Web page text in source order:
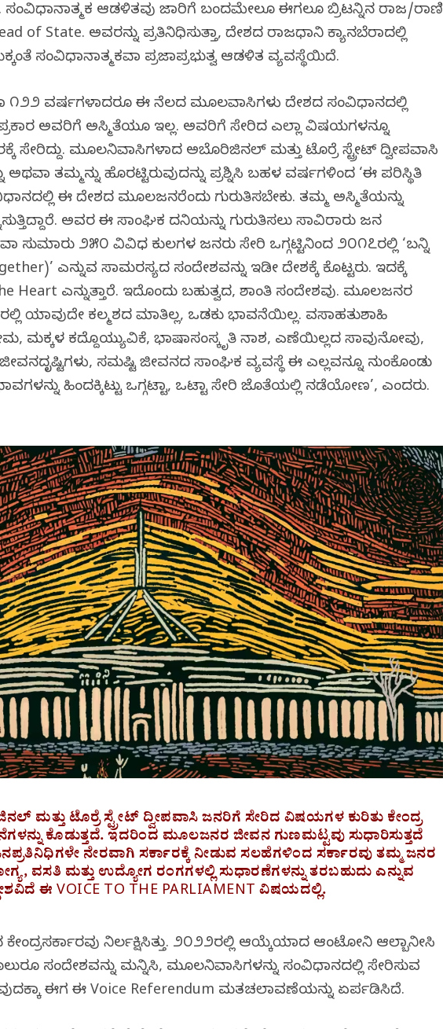
ಸಂವಿಧಾನಾತ್ಮಕ ಆಡಳಿತವು ಜಾರಿಗೆ ಬಂದಮೇಲೂ ಈಗಲೂ ಬ್ರಿಟನ್ನಿನ ರಾಜ/ರಾಣಿ
of State. ಅವರನ್ನು ಪ್ರತಿನಿಧಿಸುತ್ತಾ, ದೇಶದ ರಾಜಧಾನಿ ಕ್ಯಾನಬೆರಾದಲ್ಲಿ
ಸಂವಿಧಾನಾತ್ಮಕವಾಗಿ ಪ್ರಜಾಪ್ರಭುತ್ವ ಆಡಳಿತ ವ್ಯವಸ್ಥೆಯಿದೆ.
೧೨೨ ವರ್ಷಗಳಾದರೂ ಈ ನೆಲದ ಮೂಲವಾಸಿಗಳು ದೇಶದ ಸಂವಿಧಾನದಲ್ಲಿ
ಅವರಿಗೆ ಅಸ್ಮಿತೆಯೂ ಇಲ್ಲ. ಅವರಿಗೆ ಸೇರಿದ ಎಲ್ಲಾ ವಿಷಯಗಳನ್ನೂ
ಸೇರಿದ್ದು. ಮೂಲನಿವಾಸಿಗಳಾದ ಅಬೊರಿಜಿನಲ್ ಮತ್ತು ಟೊರ್ರೆ ಸ್ಟ್ರೇಟ್ ದ್ವೀಪವಾಸಿ
ತಮ್ಮನ್ನು ಹೊರಗಿಟ್ಟಿರುವುದನ್ನು ಪ್ರಶ್ನಿಸಿ ಬಹಳ ವರ್ಷಗಳಿಂದ ‘ಈ ಪರಿಸ್ಥಿತಿ
ಈ ದೇಶದ ಮೂಲಜನರೆಂದು ಗುರುತಿಸಬೇಕು. ತಮ್ಮ ಅಸ್ಮಿತೆಯನ್ನು
ಅವರ ಈ ಸಾಂಘಿಕ ದನಿಯನ್ನು ಗುರುತಿಸಲು ಸಾವಿರಾರು ಜನ
ಸುಮಾರು ೨೫೦ ವಿವಿಧ ಕುಲಗಳ ಜನರು ಸೇರಿ ಒಗ್ಗಟ್ಟಿನಿಂದ ೨೦೧೭ರಲ್ಲಿ ‘ಬನ್ನಿ
ಎನ್ನುವ ಸಾಮರಸ್ಯದ ಸಂದೇಶವನ್ನು ಇಡೀ ದೇಶಕ್ಕೆ ಕೊಟ್ಟರು. ಇದಕ್ಕೆ
Heart ಎನ್ನುತ್ತಾರೆ. ಇದೊಂದು ಬಹುತ್ವದ, ಶಾಂತಿ ಸಂದೇಶವು. ಮೂಲಜನರ
ಯಾವುದೇ ಕಲ್ಮಶದ ಮಾತಿಲ್ಲ, ಒಡಕು ಭಾವನೆಯಿಲ್ಲ. ವಸಾಹತುಶಾಹಿ
ಕದ್ದೊಯ್ಯುವಿಕೆ, ಭಾಷಾಸಂಸ್ಕೃತಿ ನಾಶ, ಎಣೆಯಿಲ್ಲದ ಸಾವುನೋವು,
ಸಮಷ್ಟಿ ಜೀವನದ ಸಾಂಘಿಕ ವ್ಯವಸ್ಥೆ ಈ ಎಲ್ಲವನ್ನೂ ನುಂಗಿಕೊಂಡು
ಹಿಂದಕ್ಕಿಟ್ಟು ಒಗ್ಗಟ್ಟಾಗಿ, ಒಟ್ಟಾಗಿ ಸೇರಿ ಜೊತೆಯಲ್ಲಿ ನಡೆಯೋಣ’, ಎಂದರು.
ಟೊರ್ರೆ ಸ್ಟ್ರೇಟ್ ದ್ವೀಪವಾಸಿ ಜನರಿಗೆ ಸೇರಿದ ವಿಷಯಗಳ ಕುರಿತು ಕೇಂದ್ರ
ಕೊಡುತ್ತದೆ. ಇದರಿಂದ ಮೂಲಜನರ ಜೀವನ ಗುಣಮಟ್ಟವು ಸುಧಾರಿಸುತ್ತದೆ
ನೇರವಾಗಿ ಸರ್ಕಾರಕ್ಕೆ ನೀಡುವ ಸಲಹೆಗಳಿಂದ ಸರ್ಕಾರವು ತಮ್ಮ ಜನರ
ವಸತಿ ಮತ್ತು ಉದ್ಯೋಗ ರಂಗಗಳಲ್ಲಿ ಸುಧಾರಣೆಗಳನ್ನು ತರಬಹುದು ಎನ್ನುವ
ಈ VOICE TO THE PARLIAMENT ವಿಷಯದಲ್ಲಿ.
ಕೇಂದ್ರಸರ್ಕಾರವು ನಿರ್ಲಕ್ಷಿಸಿತ್ತು. ೨೦೨೨ರಲ್ಲಿ ಆಯ್ಕೆಯಾದ ಆಂಟೋನಿ ಆಲ್ಬಾನೀಸಿ
ಸಂದೇಶವನ್ನು ಮನ್ನಿಸಿ, ಮೂಲನಿವಾಸಿಗಳನ್ನು ಸಂವಿಧಾನದಲ್ಲಿ ಸೇರಿಸುವ
ಈಗ ಈ Voice Referendum ಮತಚಲಾವಣೆಯನ್ನು ಏರ್ಪಡಿಸಿದೆ.